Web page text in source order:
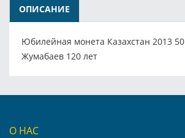
ОПИСАНИЕ
Юбилейная монета Казахстан 2013 50
Жумабаев 120 лет
О НАС